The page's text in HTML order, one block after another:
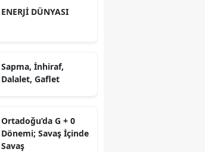
ENERJİ DÜNYASI
Sapma, İnhiraf,
Dalalet, Gaflet
Ortadoğu’da G + 0
Dönemi; Savaş İçinde
Savaş